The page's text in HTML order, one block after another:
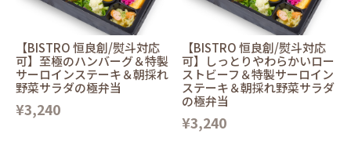
【BISTRO 恒良創/熨斗対応
可】至極のハンバーグ＆特製
サーロインステーキ＆朝採れ
野菜サラダの極弁当
¥3,240
【BISTRO 恒良創/熨斗対応
可】しっとりやわらかいロー
ストビーフ＆特製サーロイン
ステーキ＆朝採れ野菜サラダ
の極弁当
¥3,240